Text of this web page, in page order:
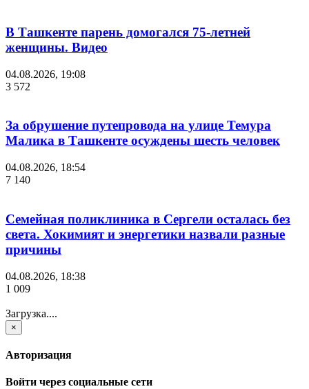
В Ташкенте парень домогался 75-летней
женщины. Видео
04.08.2026, 19:08
3 572
За обрушение путепровода на улице Темура
Малика в Ташкенте осуждены шесть человек
04.08.2026, 18:54
7 140
Семейная поликлиника в Сергели осталась без
света. Хокимият и энергетики назвали разные
причины
04.08.2026, 18:38
1 009
Загрузка....
×
Авторизация
Войти через социальные сети